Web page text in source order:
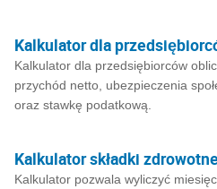
Kalkulator dla
Kalkulator dla przedsiębiorców
przychód netto, ubezpieczenia
oraz stawkę podatkową.
Kalkulator składki
Kalkulator pozwala wyliczyć